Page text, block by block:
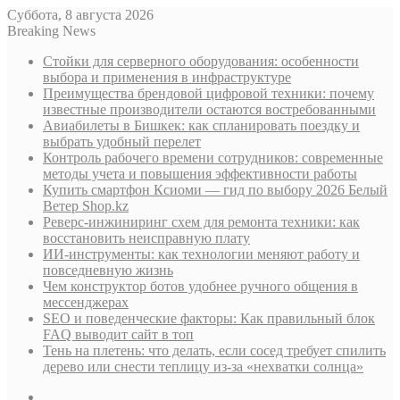
Суббота, 8 августа 2026
Breaking News
Стойки для серверного оборудования: особенности
выбора и применения в инфраструктуре
Преимущества брендовой цифровой техники: почему
известные производители остаются востребованными
Авиабилеты в Бишкек: как спланировать поездку и
выбрать удобный перелет
Контроль рабочего времени сотрудников: современные
методы учета и повышения эффективности работы
Купить смартфон Ксиоми — гид по выбору 2026 Белый
Ветер Shop.kz
Реверс-инжиниринг схем для ремонта техники: как
восстановить неисправную плату
ИИ-инструменты: как технологии меняют работу и
повседневную жизнь
Чем конструктор ботов удобнее ручного общения в
мессенджерах
SEO и поведенческие факторы: Как правильный блок
FAQ выводит сайт в топ
Тень на плетень: что делать, если сосед требует спилить
дерево или снести теплицу из-за «нехватки солнца»